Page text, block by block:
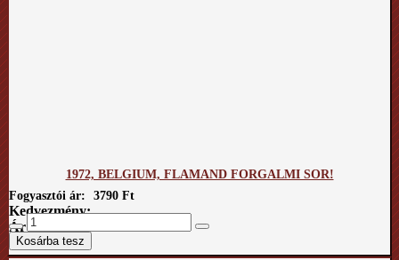
1972, BELGIUM, FLAMAND FORGALMI SOR!
Fogyasztói ár:
3790 Ft
Kedvezmény:
Ár / kg: